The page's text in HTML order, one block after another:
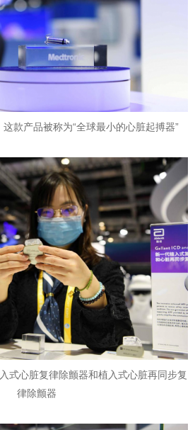
款产品被称为“全球最小的心脏起搏器”
式心脏复律除颤器和植入式心脏再同步复
律除颤器